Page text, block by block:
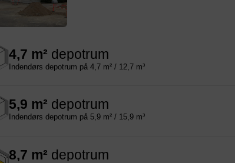
4,7 m² depotrum
Indendørs depotrum på 4,7 m² / 12,7 m³
5,9 m² depotrum
Indendørs depotrum på 5,9 m² / 15,9 m³
8,7 m² depotrum